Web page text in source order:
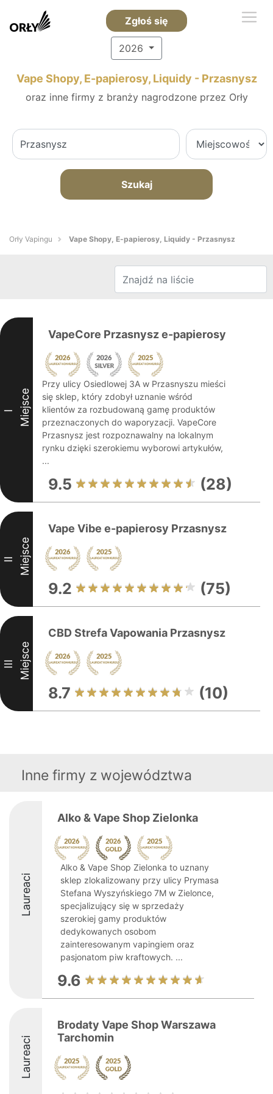
Zgłoś się
2026
Vape Shopy, E-papierosy, Liquidy - Przasnysz
oraz inne firmy z branży nagrodzone przez Orły
Szukaj
Orły Vapingu Vape Shopy, E-papierosy, Liquidy - Przasnysz
I Miejsce
VapeCore Przasnysz e-papierosy
Przy ulicy Osiedlowej 3A w Przasnyszu mieści
się sklep, który zdobył uznanie wśród
klientów za rozbudowaną gamę produktów
przeznaczonych do waporyzacji. VapeCore
Przasnysz jest rozpoznawalny na lokalnym
rynku dzięki szerokiemu wyborowi artykułów,
...
9.5 (28)
II Miejsce
Vape Vibe e-papierosy Przasnysz
9.2 (75)
III Miejsce
CBD Strefa Vapowania Przasnysz
8.7 (10)
Inne firmy z województwa
Laureaci
Alko & Vape Shop Zielonka
Alko & Vape Shop Zielonka to uznany
sklep zlokalizowany przy ulicy Prymasa
Stefana Wyszyńskiego 7M w Zielonce,
specjalizujący się w sprzedaży
szerokiej gamy produktów
dedykowanych osobom
zainteresowanym vapingiem oraz
pasjonatom piw kraftowych. ...
9.6
Laureaci
Brodaty Vape Shop Warszawa
Tarchomin